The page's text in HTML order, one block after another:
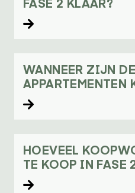
Lees verder
WANNEER ZIJN DE
APPARTEMENTEN
Lees verder
HOEVEEL
TE KOOP IN FASE
Lees verder